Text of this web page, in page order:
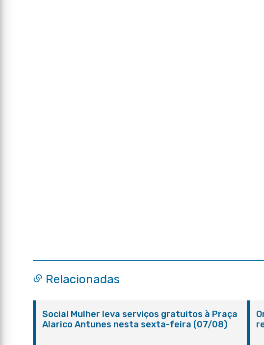
Relacionadas
Social Mulher leva serviços gratuitos à Praça
Alarico Antunes nesta sexta-feira (07/08)